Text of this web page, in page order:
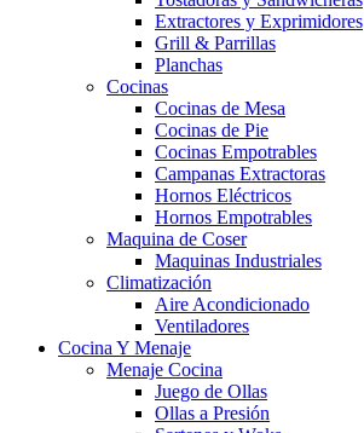
Extractores y Exprimidores
Grill & Parrillas
Planchas
Cocinas
Cocinas de Mesa
Cocinas de Pie
Cocinas Empotrables
Campanas Extractoras
Hornos Eléctricos
Hornos Empotrables
Maquina de Coser
Maquinas Industriales
Climatización
Aire Acondicionado
Ventiladores
Cocina Y Menaje
Menaje Cocina
Juego de Ollas
Ollas a Presión